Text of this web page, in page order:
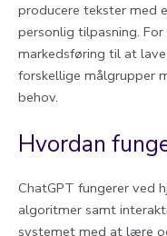
producere tekster med
personlig tilpasning.
markedsføring til at
forskellige målgrupper
behov.
Hvordan
ChatGPT fungerer ved
algoritmer samt
systemet med at lære